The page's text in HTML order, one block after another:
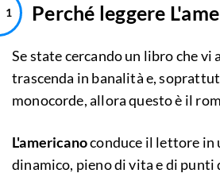
Perché leggere
Se state cercando un libro che vi
trascenda in banalità e,
monocorde, allora questo è il
L'americanoconduce il lettore in
dinamico, pieno di vita e di punti